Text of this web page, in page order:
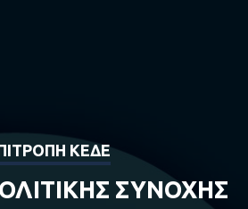
ΚΕΔΕ
ΣΥΝΟΧΗΣ